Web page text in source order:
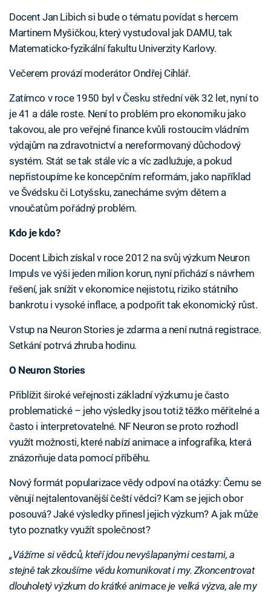
Docent Jan Libich si bude o tématu povídat s hercem
Martinem Myšičkou, který vystudoval jak DAMU, tak
Matematicko-fyzikální fakultu Univerzity Karlovy.
Večerem provází moderátor Ondřej Cihlář.
Zatímco v roce 1950 byl v Česku střední věk 32 let, nyní to
je 41 a dále roste. Není to problém pro ekonomiku jako
takovou, ale pro veřejné finance kvůli rostoucím vládním
výdajům na zdravotnictví a nereformovaný důchodový
systém. Stát se tak stále víc a víc zadlužuje, a pokud
nepřistoupíme ke koncepčním reformám, jako například
ve Švédsku či Lotyšsku, zanecháme svým dětem a
vnoučatům pořádný problém.
Kdo je kdo?
Docent Libich získal v roce 2012 na svůj výzkum Neuron
Impuls ve výši jeden milion korun, nyní přichází s návrhem
řešení, jak snížit v ekonomice nejistotu, riziko státního
bankrotu i vysoké inflace, a podpořit tak ekonomický růst.
Vstup na Neuron Stories je zdarma a není nutná registrace.
Setkání potrvá zhruba hodinu.
O Neuron Stories
Přiblížit široké veřejnosti základní výzkumu je často
problematické – jeho výsledky jsou totiž těžko měřitelné a
často i interpretovatelné. NF Neuron se proto rozhodl
využít možnosti, které nabízí animace a infografika, která
znázorňuje data pomocí příběhu.
Nový formát popularizace vědy odpoví na otázky: Čemu se
věnují nejtalentovanější čeští vědci? Kam se jejich obor
posouvá? Jaké výsledky přinesl jejich výzkum? A jak může
tyto poznatky využít společnost?
„Vážíme si vědců, kteří jdou nevyšlapanými cestami, a
stejně tak zkoušíme vědu komunikovat i my. Zkoncentrovat
dlouholetý výzkum do krátké animace je velká výzva, ale my